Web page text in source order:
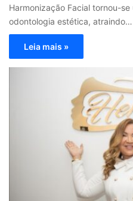
Harmonização Facial tornou-
odontologia estética, atraindo…
Leia mais »